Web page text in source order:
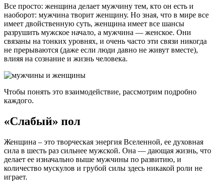
Все просто: женщина делает мужчину тем, кто он есть и
наоборот: мужчина творит женщину. Но зная, что в мире все
имеет двойственную суть, женщина имеет все шансы
разрушить мужское начало, а мужчина — женское. Они
связаны на тонких уровнях, и очень часто эти связи никогда
не прерываются (даже если люди давно не живут вместе),
влияя на сознание и жизнь человека.
Чтобы понять это взаимодействие, рассмотрим подробно
каждого.
«Слабый» пол
Женщина – это творческая энергия Вселенной, ее духовная
сила в шесть раз сильнее мужской. Она — дающая жизнь, что
делает ее изначально выше мужчины по развитию, и
количество мускулов и грубой силы здесь никакой роли не
играет.